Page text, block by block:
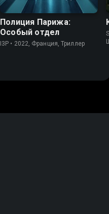
Полиция Парижа:
Особый отдел
I3P • 2022, Франция, Триллер